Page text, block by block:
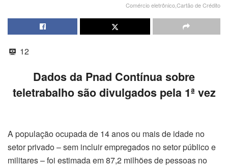
Comércio eletrônico,Cartão de Crédito
12
Dados da Pnad Contínua sobre
teletrabalho são divulgados pela 1ª vez
A população ocupada de 14 anos ou mais de idade no
setor privado – sem incluir empregados no setor público e
militares – foi estimada em 87,2 milhões de pessoas no